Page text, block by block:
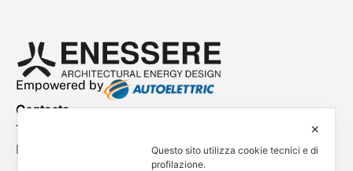
Empowered by
Contacts
Tel. +39 0444 401001
E-mail: info@enessere.com
✕
Questo sito utilizza cookie tecnici e di
profilazione.